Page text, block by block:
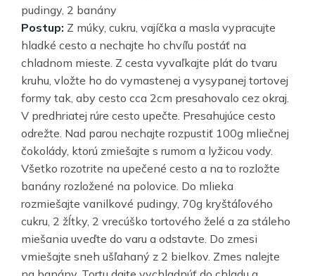
pudingy, 2 banány
Postup: Z múky, cukru, vajíčka a masla vypracujte
hladké cesto a nechajte ho chvíľu postáť na
chladnom mieste. Z cesta vyvaľkajte plát do tvaru
kruhu, vložte ho do vymastenej a vysypanej tortovej
formy tak, aby cesto cca 2cm presahovalo cez okraj.
V predhriatej rúre cesto upečte. Presahujúce cesto
odrežte. Nad parou nechajte rozpustiť 100g mliečnej
čokolády, ktorú zmiešajte s rumom a lyžicou vody.
Všetko rozotrite na upečené cesto a na to rozložte
banány rozložené na polovice. Do mlieka
rozmiešajte vanilkové pudingy, 70g kryštáľového
cukru, 2 žĺtky, 2 vrecúško tortového želé a za stáleho
miešania uveďte do varu a odstavte. Do zmesi
vmiešajte sneh ušľahaný z 2 bielkov. Zmes nalejte